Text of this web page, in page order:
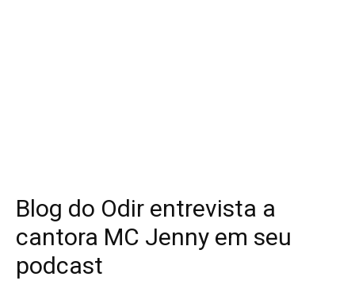
Blog do Odir entrevista a
cantora MC Jenny em seu
podcast